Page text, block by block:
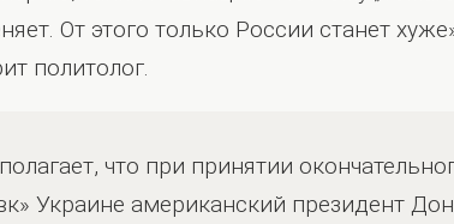
От этого только России станет
политолог.
что при принятии
Украине американский президент